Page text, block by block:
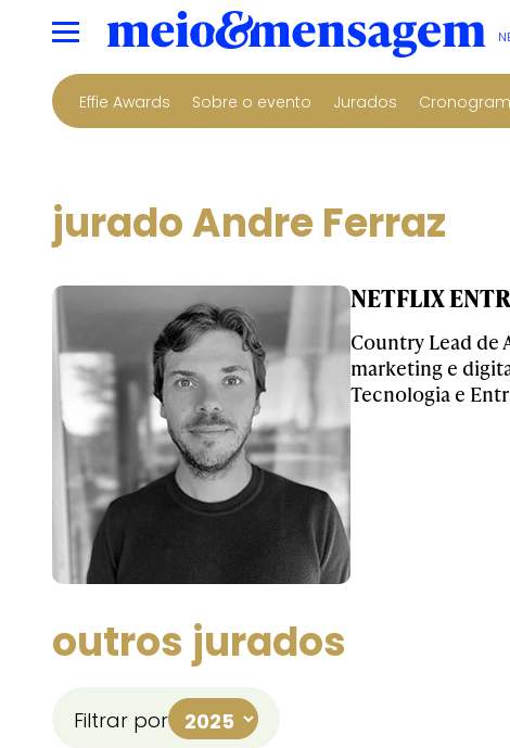
Effie Awards Sobre o evento Jurados
jurado Andre Ferraz
NETFLIX
Country Lead de
marketing e
Tecnologia e
outros jurados
Filtrar por